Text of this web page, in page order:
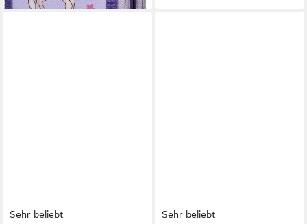
Sehr beliebt Sehr beliebt